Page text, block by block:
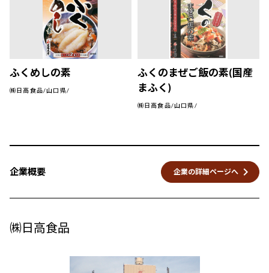
ふくめしの素
㈱日高食品/山口県/
ふくのまぜご飯の素(国産
まふく)
㈱日高食品/山口県/
企業概要 企業の詳細ページへ keyboard_arrow_right
㈱日高食品